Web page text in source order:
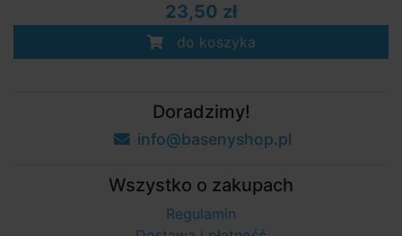
23,50 zł
do koszyka
Doradzimy!
info@basenyshop.pl
Wszystko o zakupach
Regulamin